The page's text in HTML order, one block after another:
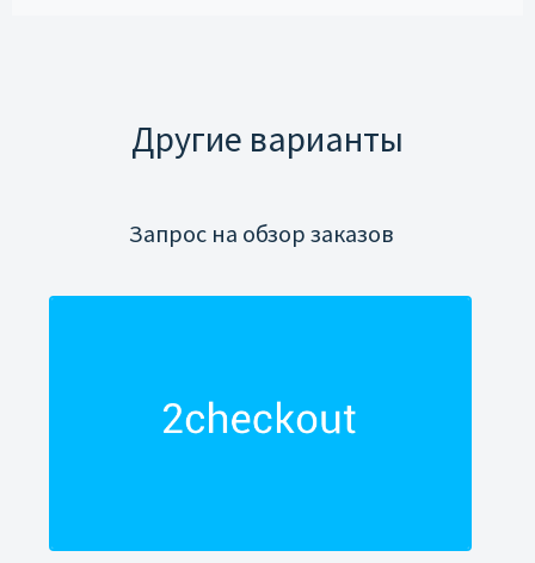
Другие варианты
Запрос на обзор заказов